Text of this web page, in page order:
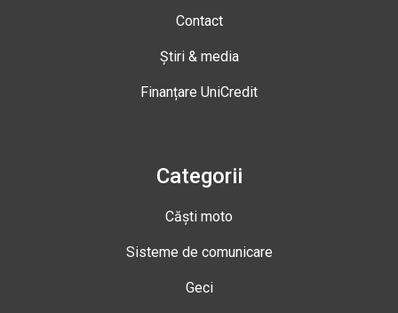
Contact
Știri & media
Finanțare UniCredit
Categorii
Căști moto
Sisteme de comunicare
Geci